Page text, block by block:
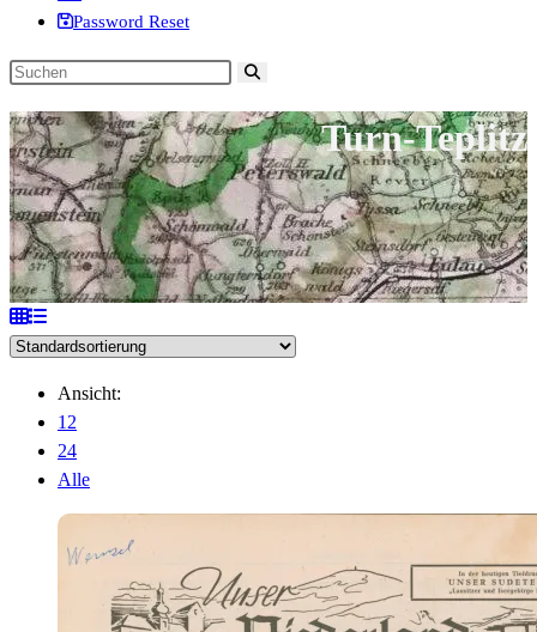
Password Reset
Diese
durchsuchen
Turn-Teplitz
Ansicht:
12
24
Alle